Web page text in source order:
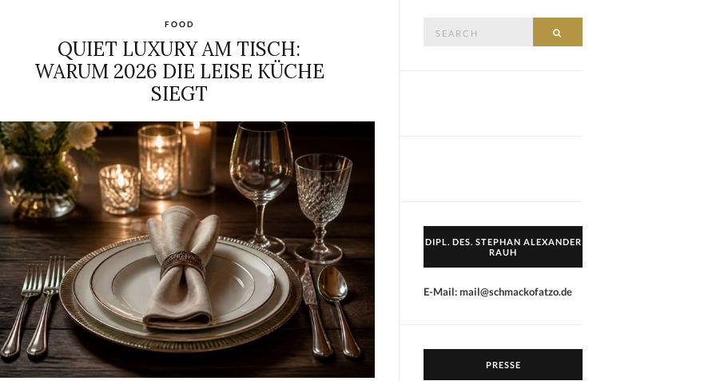
FOOD
QUIET LUXURY AM TISCH:
WARUM 2026 DIE LEISE KÜCHE
SIEGT
DIPL. DES. STEPHAN ALEXANDER
RAUH
E-Mail: mail@schmackofatzo.de
PRESSE